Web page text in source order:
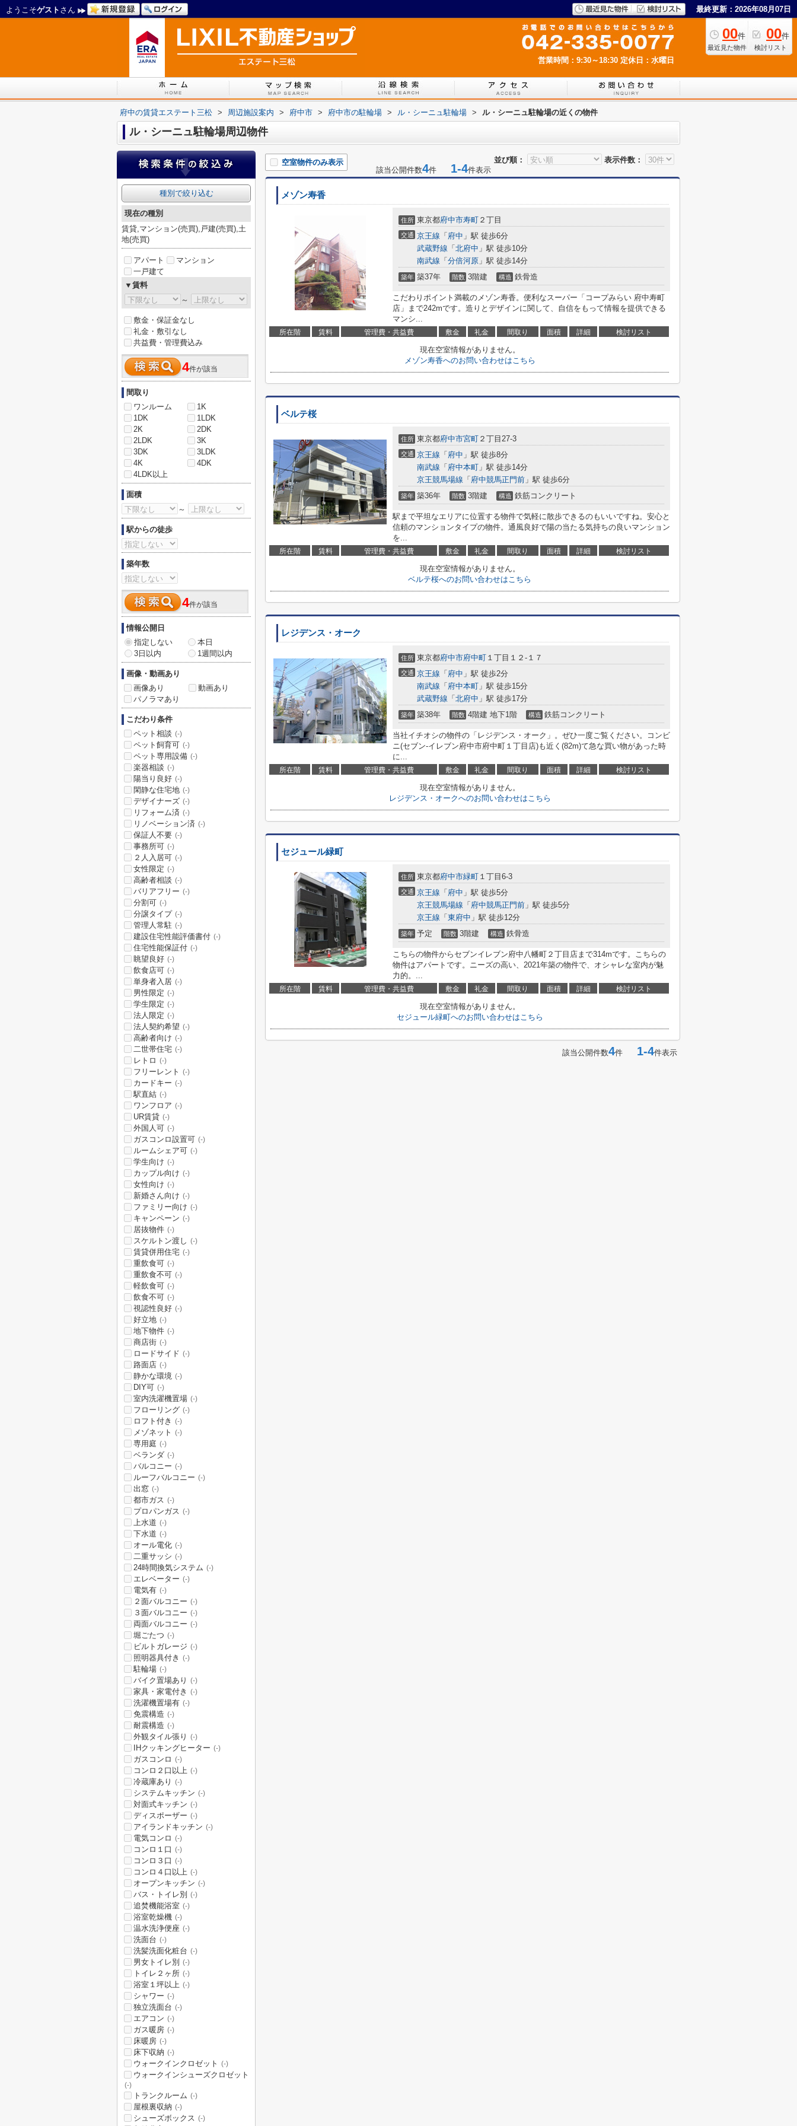
ようこそゲスト さん 最終更新：2026年08月07日
00件
最近見た物件
00件
検討リスト
営業時間：9:30～18:30 定休日：水曜日
府中の賃貸エステート三松 > 周辺施設案内 > 府中市 > 府中市の駐輪場 > ル・シーニュ駐輪場 > ル・シーニュ駐輪場の近くの物件
ル・シーニュ駐輪場周辺物件
並び順： 表示件数：
空室物件のみ表示
該当公開件数4件 1-4件表示
メゾン寿香
住所 東京都府中市寿町 ２丁目
交通 京王線 「 府中 」駅 徒歩6分
武蔵野線 「 北府中 」駅 徒歩10分
南武線 「 分倍河原 」駅 徒歩14分
築年 築37年 階数 3階建 構造 鉄骨造
こだわりポイント満載のメゾン寿香。便利なスーパー「コープみらい 府中寿町
店」まで242mです。造りとデザインに関して、自信をもって情報を提供できる
マンシ...
所在階 賃料 管理費・共益費 敷金 礼金 間取り 面積 詳細 検討リスト
現在空室情報がありません。
メゾン寿香へのお問い合わせはこちら
ベルテ桜
住所 東京都府中市宮町 ２丁目27-3
交通 京王線 「 府中 」駅 徒歩8分
南武線 「 府中本町 」駅 徒歩14分
京王競馬場線 「 府中競馬正門前 」駅 徒歩6分
築年 築36年 階数 3階建 構造 鉄筋コンクリート
駅まで平坦なエリアに位置する物件で気軽に散歩できるのもいいですね。安心と
信頼のマンションタイプの物件。通風良好で陽の当たる気持ちの良いマンション
を...
所在階 賃料 管理費・共益費 敷金 礼金 間取り 面積 詳細 検討リスト
現在空室情報がありません。
ベルテ桜へのお問い合わせはこちら
レジデンス・オーク
住所 東京都府中市府中町 １丁目１２-１７
交通 京王線 「 府中 」駅 徒歩2分
南武線 「 府中本町 」駅 徒歩15分
武蔵野線 「 北府中 」駅 徒歩17分
築年 築38年 階数 4階建 地下1階 構造 鉄筋コンクリート
当社イチオシの物件の「レジデンス・オーク」。ぜひ一度ご覧ください。コンビ
ニ(セブン-イレブン府中市府中町１丁目店)も近く(82m)て急な買い物があった時
に...
所在階 賃料 管理費・共益費 敷金 礼金 間取り 面積 詳細 検討リスト
現在空室情報がありません。
レジデンス・オークへのお問い合わせはこちら
セジュール緑町
住所 東京都府中市緑町 １丁目6-3
交通 京王線 「 府中 」駅 徒歩5分
京王競馬場線 「 府中競馬正門前 」駅 徒歩5分
京王線 「 東府中 」駅 徒歩12分
築年 予定 階数 3階建 構造 鉄骨造
こちらの物件からセブンイレブン府中八幡町２丁目店まで314mです。こちらの
物件はアパートです。ニーズの高い、2021年築の物件で、オシャレな室内が魅
力的。...
所在階 賃料 管理費・共益費 敷金 礼金 間取り 面積 詳細 検討リスト
現在空室情報がありません。
セジュール緑町へのお問い合わせはこちら
該当公開件数4件 1-4件表示
種別で絞り込む
現在の種別
賃貸,マンション(売買),戸建(売買),土
地(売買)
アパート
マンション
一戸建て
▼賃料
～
敷金・保証金なし
礼金・敷引なし
共益費・管理費込み
4件が該当
間取り
ワンルーム
1K
1DK
1LDK
2K
2DK
2LDK
3K
3DK
3LDK
4K
4DK
4LDK以上
面積
～
駅からの徒歩
築年数
4件が該当
情報公開日
指定しない
本日
3日以内
1週間以内
画像・動画あり
画像あり
動画あり
パノラマあり
こだわり条件
ペット相談 (-)
ペット飼育可 (-)
ペット専用設備 (-)
楽器相談 (-)
陽当り良好 (-)
閑静な住宅地 (-)
デザイナーズ (-)
リフォーム済 (-)
リノベーション済 (-)
保証人不要 (-)
事務所可 (-)
２人入居可 (-)
女性限定 (-)
高齢者相談 (-)
バリアフリー (-)
分割可 (-)
分譲タイプ (-)
管理人常駐 (-)
建設住宅性能評価書付 (-)
住宅性能保証付 (-)
眺望良好 (-)
飲食店可 (-)
単身者入居 (-)
男性限定 (-)
学生限定 (-)
法人限定 (-)
法人契約希望 (-)
高齢者向け (-)
二世帯住宅 (-)
レトロ (-)
フリーレント (-)
カードキー (-)
駅直結 (-)
ワンフロア (-)
UR賃貸 (-)
外国人可 (-)
ガスコンロ設置可 (-)
ルームシェア可 (-)
学生向け (-)
カップル向け (-)
女性向け (-)
新婚さん向け (-)
ファミリー向け (-)
キャンペーン (-)
居抜物件 (-)
スケルトン渡し (-)
賃貸併用住宅 (-)
重飲食可 (-)
重飲食不可 (-)
軽飲食可 (-)
飲食不可 (-)
視認性良好 (-)
好立地 (-)
地下物件 (-)
商店街 (-)
ロードサイド (-)
路面店 (-)
静かな環境 (-)
DIY可 (-)
室内洗濯機置場 (-)
フローリング (-)
ロフト付き (-)
メゾネット (-)
専用庭 (-)
ベランダ (-)
バルコニー (-)
ルーフバルコニー (-)
出窓 (-)
都市ガス (-)
プロパンガス (-)
上水道 (-)
下水道 (-)
オール電化 (-)
二重サッシ (-)
24時間換気システム (-)
エレベーター (-)
電気有 (-)
２面バルコニー (-)
３面バルコニー (-)
両面バルコニー (-)
堀ごたつ (-)
ビルトガレージ (-)
照明器具付き (-)
駐輪場 (-)
バイク置場あり (-)
家具・家電付き (-)
洗濯機置場有 (-)
免震構造 (-)
耐震構造 (-)
外観タイル張り (-)
IHクッキングヒーター (-)
ガスコンロ (-)
コンロ２口以上 (-)
冷蔵庫あり (-)
システムキッチン (-)
対面式キッチン (-)
ディスポーザー (-)
アイランドキッチン (-)
電気コンロ (-)
コンロ１口 (-)
コンロ３口 (-)
コンロ４口以上 (-)
オープンキッチン (-)
バス・トイレ別 (-)
追焚機能浴室 (-)
浴室乾燥機 (-)
温水洗浄便座 (-)
洗面台 (-)
洗髪洗面化粧台 (-)
男女トイレ別 (-)
トイレ２ヶ所 (-)
浴室１坪以上 (-)
シャワー (-)
独立洗面台 (-)
エアコン (-)
ガス暖房 (-)
床暖房 (-)
床下収納 (-)
ウォークインクロゼット (-)
ウォークインシューズクロゼット
(-)
トランクルーム (-)
屋根裏収納 (-)
シューズボックス (-)